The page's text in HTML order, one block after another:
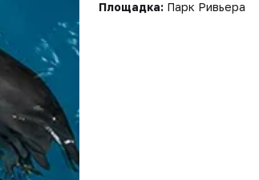
Площадка: Парк Ривьера